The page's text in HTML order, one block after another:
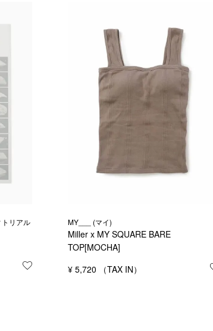
リアル
お気に入りに登録する
MY___ (マイ)
Miller x MY SQUARE BARE
TOP[MOCHA]
¥ 5,720